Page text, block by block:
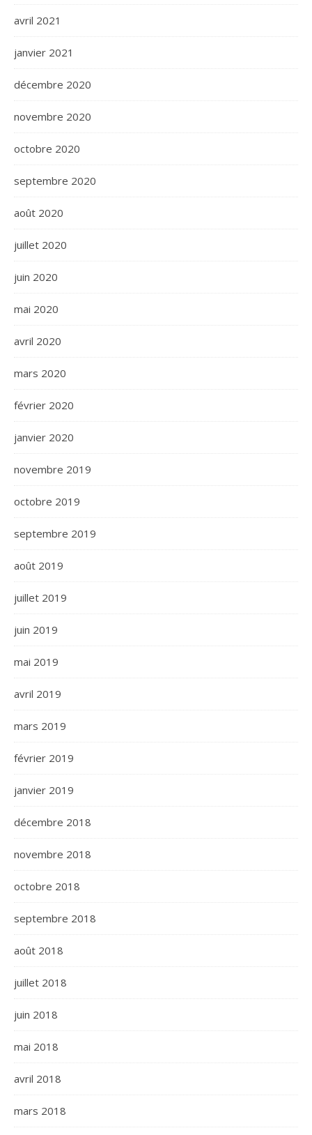
avril 2021
janvier 2021
décembre 2020
novembre 2020
octobre 2020
septembre 2020
août 2020
juillet 2020
juin 2020
mai 2020
avril 2020
mars 2020
février 2020
janvier 2020
novembre 2019
octobre 2019
septembre 2019
août 2019
juillet 2019
juin 2019
mai 2019
avril 2019
mars 2019
février 2019
janvier 2019
décembre 2018
novembre 2018
octobre 2018
septembre 2018
août 2018
juillet 2018
juin 2018
mai 2018
avril 2018
mars 2018